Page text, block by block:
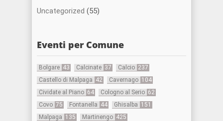
Uncategorized (55)
Eventi per Comune
Bolgare 43 Calcinate 37 Calcio 237
Castello di Malpaga 42 Cavernago 104
Cividate al Piano 64 Cologno al Serio 62
Covo 75 Fontanella 44 Ghisalba 151
Malpaga 135 Martinengo 425